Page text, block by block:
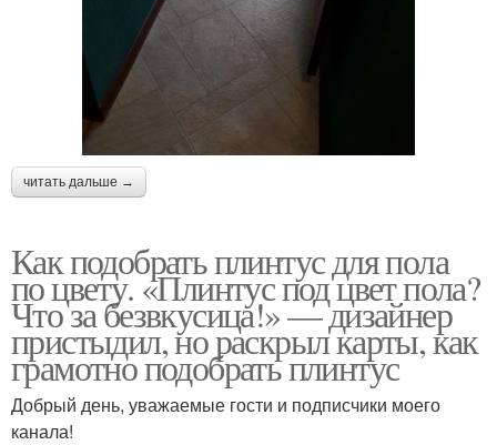
читать дальше →
Как подобрать плинтус для пола
по цвету. «Плинтус под цвет пола?
Что за безвкусица!» — дизайнер
пристыдил, но раскрыл карты, как
грамотно подобрать плинтус
Добрый день, уважаемые гости и подписчики моего
канала!